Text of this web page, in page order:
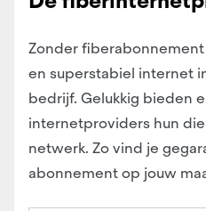
Zonder
en superstabiel internet
bedrijf. Gelukkig bieden
internetproviders hun
netwerk. Zo vind je
abonnement op jouw